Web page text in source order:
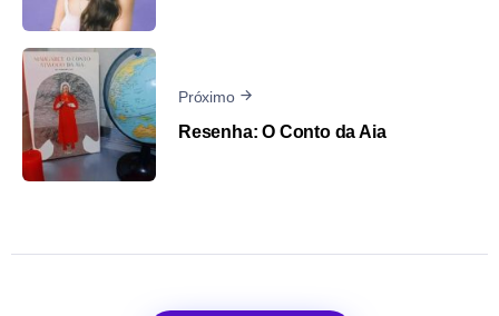
Próximo
Resenha: O Conto da Aia